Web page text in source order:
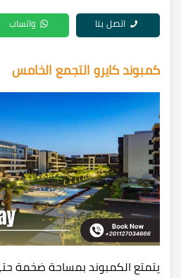
اتصل بنا واتساب
كمبوند كايرو التجمع الخامس
يتمتع الكمبوند بمساحة ضخمة